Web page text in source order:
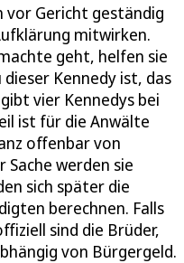
vor Gericht geständig
mitwirken.
geht, helfen sie
Kennedy ist, das
vier Kennedys bei
ist für die Anwälte
offenbar von
werden sie
sich später die
berechnen. Falls
sind die Brüder,
von Bürgergeld.